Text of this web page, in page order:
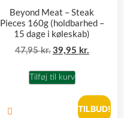
Beyond Meat – Steak
Pieces 160g (holdbarhed –
15 dage i køleskab)
47,95kr. 39,95 kr.
Tilføj til kurv
TILBUD!